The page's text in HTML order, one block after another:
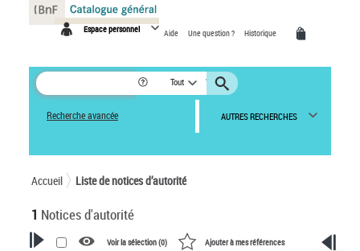
Espace personnel Aide Une question ? Historique
Tout
Recherche avancée AUTRES RECHERCHES
Accueil Liste de notices d’autorité
1 Notices d'autorité
Voir la sélection (0) Ajouter à mes références
Panneau de gestion des cookies